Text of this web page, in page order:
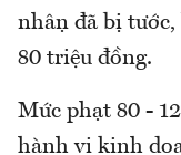
nhận đã bị
80 triệu đồng.
Mức phạt 80 -
hành vi kinh